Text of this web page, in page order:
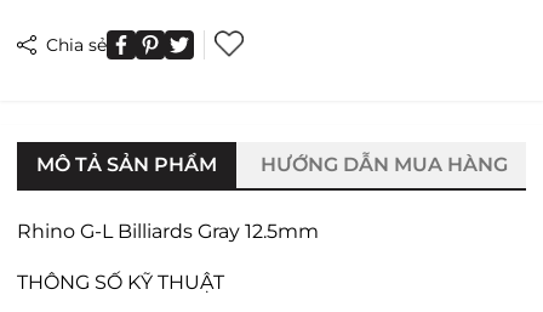
Chia sẻ
MÔ TẢ SẢN PHẨM HƯỚNG DẪN MUA HÀNG
Rhino G-L Billiards Gray 12.5mm
THÔNG SỐ KỸ THUẬT